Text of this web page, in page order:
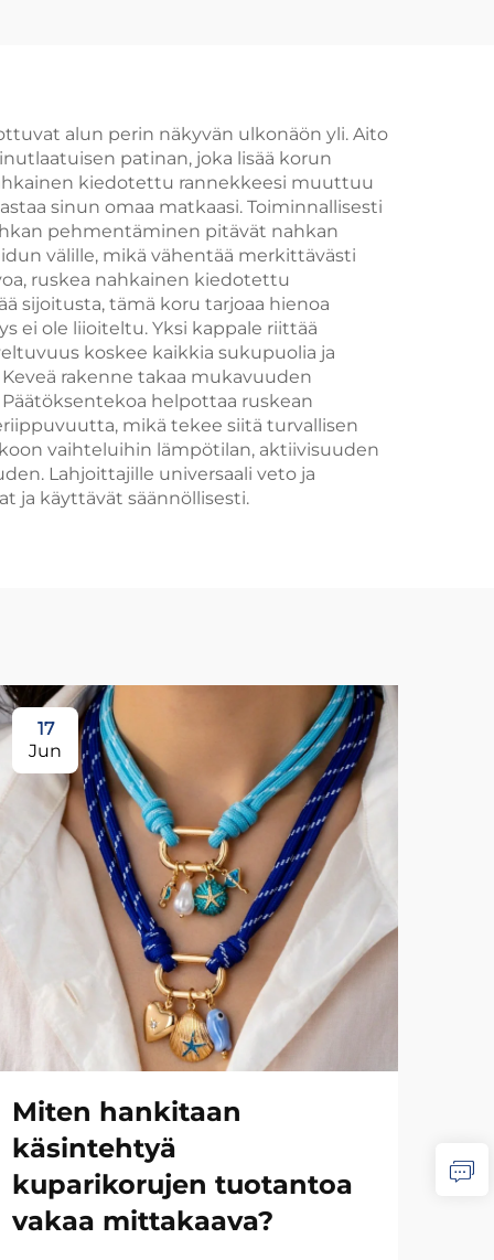
alun perin näkyvän ulkonäön yli. Aito
patinan, joka lisää korun
kiedotettu rannekkeesi muuttuu
sinun omaa matkaasi. Toiminnallisesti
pehmentäminen pitävät nahkan
välille, mikä vähentää merkittävästi
ruskea nahkainen kiedotettu
sijoitusta, tämä koru tarjoaa hienoa
ei ole liioiteltu. Yksi kappale riittää
koskee kaikkia sukupuolia ja
rakenne takaa mukavuuden
helpottaa ruskean
mikä tekee siitä turvallisen
vaihteluihin lämpötilan, aktiivisuuden
Lahjoittajille universaali veto ja
ja käyttävät säännöllisesti.
17
Jun
Miten hankitaan
käsintehtyä
kuparikorujen tuotantoa
vakaa mittakaava?